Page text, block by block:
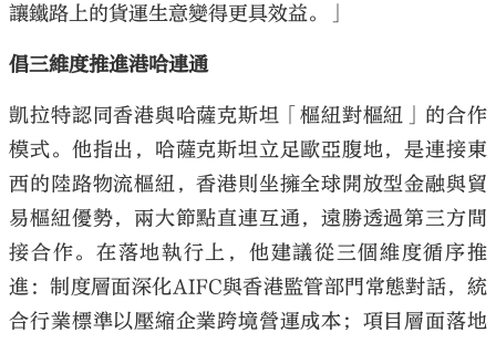
讓鐵路上的貨運生意變得更具效益。」
倡三維度推進港哈連通
凱拉特認同香港與哈薩克斯坦「樞紐對樞紐」的合作
模式。他指出，哈薩克斯坦立足歐亞腹地，是連接東
西的陸路物流樞紐，香港則坐擁全球開放型金融與貿
易樞紐優勢，兩大節點直連互通，遠勝透過第三方間
接合作。在落地執行上，他建議從三個維度循序推
進：制度層面深化AIFC與香港監管部門常態對話，統
合行業標準以壓縮企業跨境營運成本；項目層面落地